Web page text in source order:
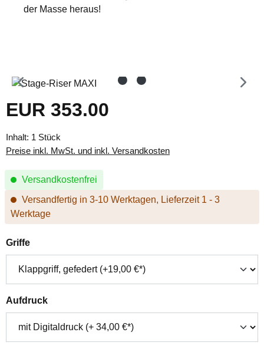
der Masse heraus!
Bildergalerie überspringen
Regulärer Preis:
EUR 353.00
Inhalt: 1 Stück
Preise inkl. MwSt. und inkl. Versandkosten
Versandkostenfrei
Versandfertig in 3-10 Werktagen, Lieferzeit 1 - 3
Werktage
Griffeauswählen
Aufdruckauswählen